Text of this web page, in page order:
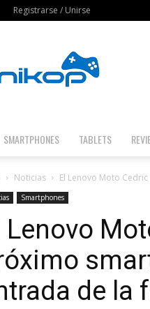
Registrarse / Unirse
SMARTPHONES TABLETS
Noticias El Lenovo Moto
Smartphones
Lenovo
de la